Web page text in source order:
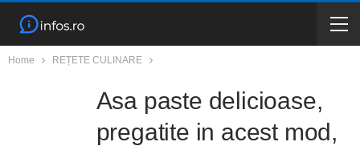
Home REȚETE CULINARE
Asa paste delicioase,
pregatite in acest mod,